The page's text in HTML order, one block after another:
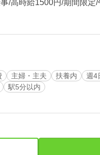
/高時給1500円/期間限
主婦・主夫 扶養内 週4
駅5分以内